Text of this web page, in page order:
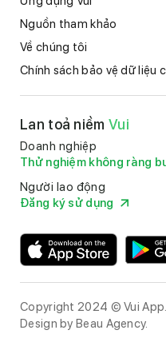
Nguồn tham khảo
Về chúng tôi
Chính sách bảo vệ dữ liệu
Lan toả niềm Vui
Doanh nghiệp
Thử nghiệm không ràng
Người lao động
Đăng ký sử dụng
Copyright 2024 © Vui
Design by Beau Agency.